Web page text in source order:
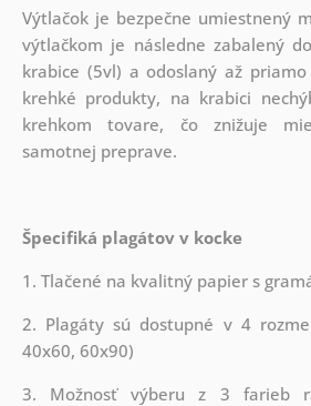
Výtlačok je bezpečne umiestnený
výtlačkom je následne zabalený
krabice (5vl) a odoslaný až
krehké produkty, na krabici
krehkom tovare, čo znižuje
samotnej preprave.
Špecifiká plagátov v kocke
1. Tlačené na kvalitný papier s
2. Plagáty sú dostupné v 4
40x60, 60x90)
3. Možnosť výberu z 3 farieb